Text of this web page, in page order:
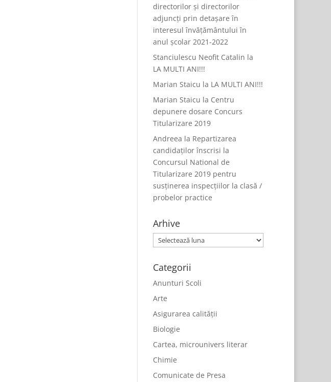
directorilor și directorilor
adjuncți prin detașare în
interesul învățământului în
anul școlar 2021-2022
Stanciulescu Neofit Catalin la
LA MULTI ANI!!!
Marian Staicu la LA MULTI ANI!!!
Marian Staicu la Centru
depunere dosare Concurs
Titularizare 2019
Andreea la Repartizarea
candidaților înscrisi la
Concursul National de
Titularizare 2019 pentru
susținerea inspecțiilor la clasă /
probelor practice
Arhive
Arhive
Categorii
Anunturi Scoli
Arte
Asigurarea calității
Biologie
Cartea, microunivers literar
Chimie
Comunicate de Presa